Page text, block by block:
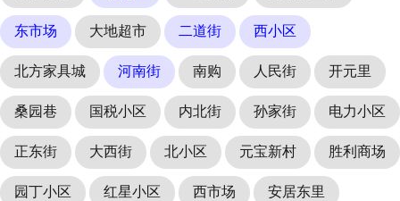
东市场 大地超市 二道街 西小区
北方家具城 河南街 南购 人民街 开元里
桑园巷 国税小区 内北街 孙家街 电力小区
正东街 大西街 北小区 元宝新村 胜利商场
园丁小区 红星小区 西市场 安居东里